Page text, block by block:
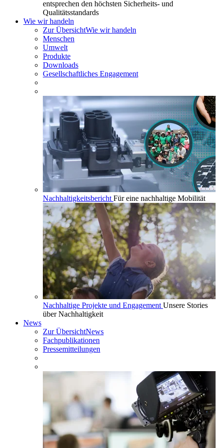
entsprechen den höchsten Sicherheits- und
Qualitätsstandards
Wie wir handeln
Zur ÜbersichtWie wir handeln
Menschen
Umwelt
Produkte
Downloads
Gesellschaftliches Engagement
Nachhaltigkeitsbericht Für eine nachhaltige Mobilität
Nachhaltige Projekte und Engagement Unsere Stories
über Nachhaltigkeit
News
Zur ÜbersichtNews
Fachpublikationen
Pressemitteilungen